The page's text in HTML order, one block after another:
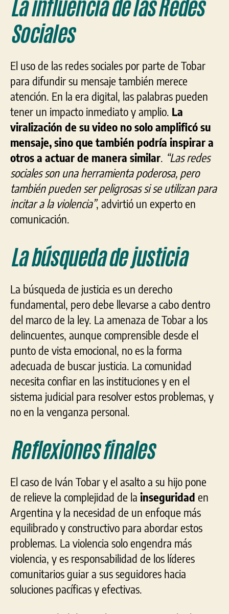
La influencia de las Redes
Sociales
El uso de las redes sociales por parte de Tobar
para difundir su mensaje también merece
atención. En la era digital, las palabras pueden
tener un impacto inmediato y amplio. La
viralización de su video no solo amplificó su
mensaje, sino que también podría inspirar a
otros a actuar de manera similar. “Las redes
sociales son una herramienta poderosa, pero
también pueden ser peligrosas si se utilizan para
incitar a la violencia”, advirtió un experto en
comunicación.
La búsqueda de justicia
La búsqueda de justicia es un derecho
fundamental, pero debe llevarse a cabo dentro
del marco de la ley. La amenaza de Tobar a los
delincuentes, aunque comprensible desde el
punto de vista emocional, no es la forma
adecuada de buscar justicia. La comunidad
necesita confiar en las instituciones y en el
sistema judicial para resolver estos problemas, y
no en la venganza personal.
Reflexiones finales
El caso de Iván Tobar y el asalto a su hijo pone
de relieve la complejidad de la inseguridad en
Argentina y la necesidad de un enfoque más
equilibrado y constructivo para abordar estos
problemas. La violencia solo engendra más
violencia, y es responsabilidad de los líderes
comunitarios guiar a sus seguidores hacia
soluciones pacíficas y efectivas.